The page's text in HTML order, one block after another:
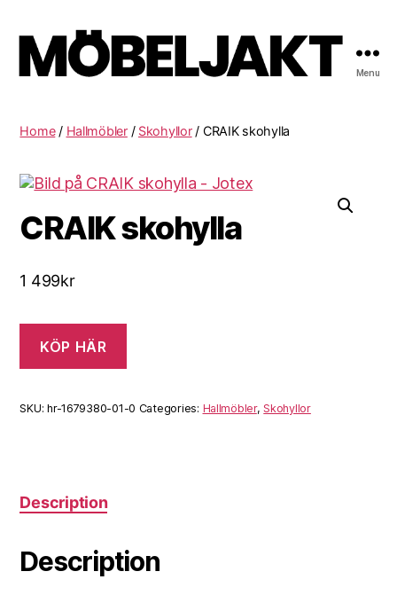
Menu
Home/ Hallmöbler/ Skohyllor/ CRAIK skohylla
CRAIK skohylla
1 499kr
KÖP HÄR
SKU:hr-1679380-01-0 Categories: Hallmöbler,Skohyllor
Description
Description